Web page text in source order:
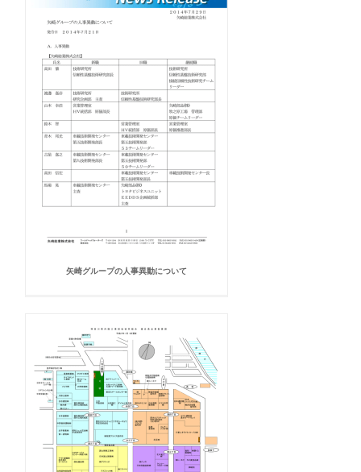
矢崎グループの人事異動について